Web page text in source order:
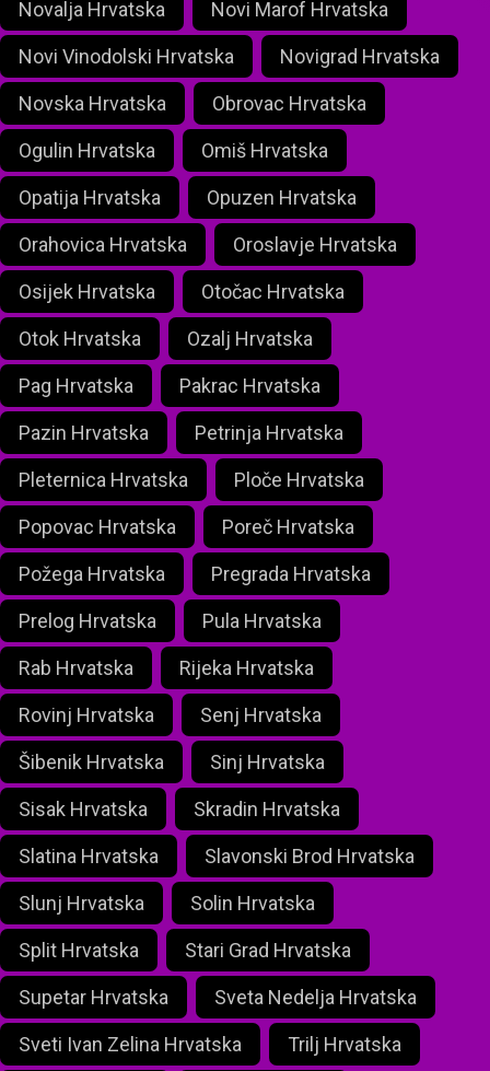
Novalja Hrvatska Novi Marof Hrvatska
Novi Vinodolski Hrvatska Novigrad Hrvatska
Novska Hrvatska Obrovac Hrvatska
Ogulin Hrvatska Omiš Hrvatska
Opatija Hrvatska Opuzen Hrvatska
Orahovica Hrvatska Oroslavje Hrvatska
Osijek Hrvatska Otočac Hrvatska
Otok Hrvatska Ozalj Hrvatska
Pag Hrvatska Pakrac Hrvatska
Pazin Hrvatska Petrinja Hrvatska
Pleternica Hrvatska Ploče Hrvatska
Popovac Hrvatska Poreč Hrvatska
Požega Hrvatska Pregrada Hrvatska
Prelog Hrvatska Pula Hrvatska
Rab Hrvatska Rijeka Hrvatska
Rovinj Hrvatska Senj Hrvatska
Šibenik Hrvatska Sinj Hrvatska
Sisak Hrvatska Skradin Hrvatska
Slatina Hrvatska Slavonski Brod Hrvatska
Slunj Hrvatska Solin Hrvatska
Split Hrvatska Stari Grad Hrvatska
Supetar Hrvatska Sveta Nedelja Hrvatska
Sveti Ivan Zelina Hrvatska Trilj Hrvatska